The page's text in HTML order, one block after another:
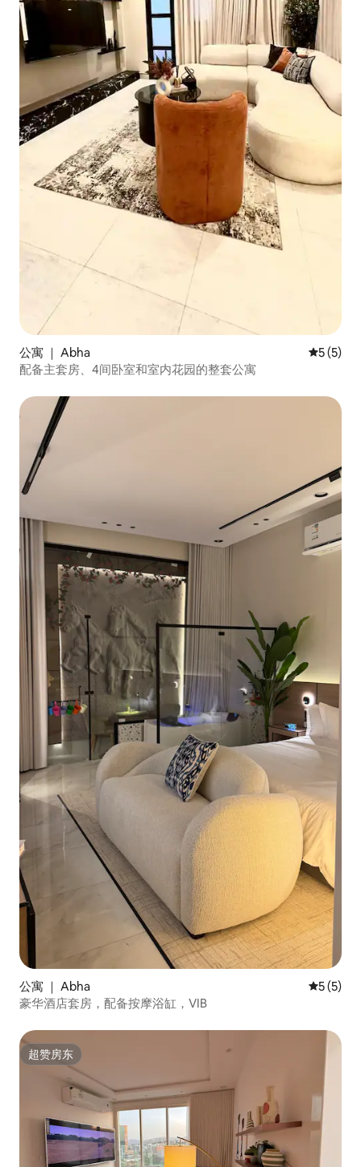
公寓 ｜ Abha 平均评分
5 (5)
配备主套房、4间卧室和室内花园的整套公寓
公寓 ｜ Abha 平均评分
5 (5)
豪华酒店套房，配备按摩浴缸，VIB
超赞房东
超赞房东